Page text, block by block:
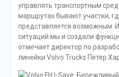
управлять транспортным
маршрутах бывают участки,
представляется возможным.
ситуаций мы и создали
отмечает директор по
линейки Volvo Trucks Петер